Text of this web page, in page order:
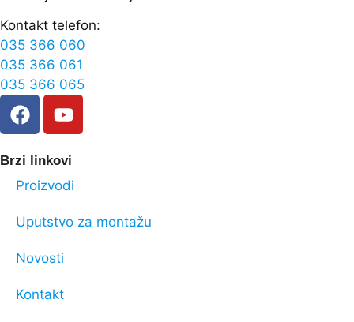
Kontakt telefon:
035 366 060
035 366 061
035 366 065
Brzi linkovi
Proizvodi
Uputstvo za montažu
Novosti
Kontakt